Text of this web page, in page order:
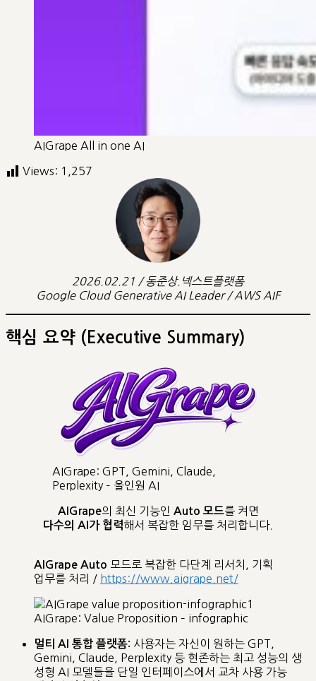
AIGrape All in one AI
Views: 1,257
2026.02.21 / 동준상.넥스트플랫폼
Google Cloud Generative AI Leader / AWS AIF
핵심 요약 (Executive Summary)
AIGrape: GPT, Gemini, Claude,
Perplexity – 올인원 AI
AIGrape의 최신 기능인 Auto 모드를 켜면
다수의 AI가 협력해서 복잡한 임무를 처리합니다.
AIGrape Auto 모드로 복잡한 다단계 리서치, 기획
업무를 처리 / https://www.aigrape.net/
AIGrape: Value Proposition – infographic
멀티 AI 통합 플랫폼: 사용자는 자신이 원하는 GPT,
Gemini, Claude, Perplexity 등 현존하는 최고 성능의 생
성형 AI 모델들을 단일 인터페이스에서 교차 사용 가능